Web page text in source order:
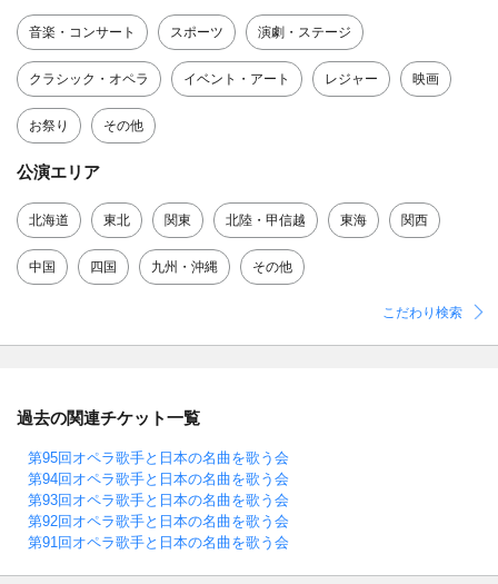
音楽・コンサート スポーツ 演劇・ステージ
クラシック・オペラ イベント・アート レジャー 映画
お祭り その他
公演エリア
北海道 東北 関東 北陸・甲信越 東海 関西
中国 四国 九州・沖縄 その他
こだわり検索
過去の関連チケット一覧
第95回オペラ歌手と日本の名曲を歌う会
第94回オペラ歌手と日本の名曲を歌う会
第93回オペラ歌手と日本の名曲を歌う会
第92回オペラ歌手と日本の名曲を歌う会
第91回オペラ歌手と日本の名曲を歌う会